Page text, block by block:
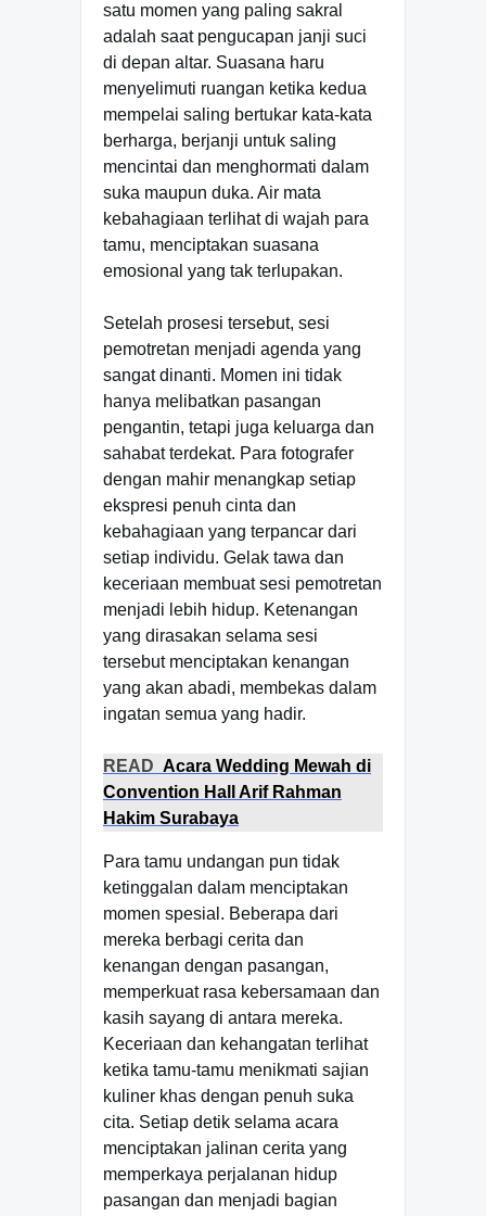
satu momen yang paling sakral
adalah saat pengucapan janji suci
di depan altar. Suasana haru
menyelimuti ruangan ketika kedua
mempelai saling bertukar kata-kata
berharga, berjanji untuk saling
mencintai dan menghormati dalam
suka maupun duka. Air mata
kebahagiaan terlihat di wajah para
tamu, menciptakan suasana
emosional yang tak terlupakan.
Setelah prosesi tersebut, sesi
pemotretan menjadi agenda yang
sangat dinanti. Momen ini tidak
hanya melibatkan pasangan
pengantin, tetapi juga keluarga dan
sahabat terdekat. Para fotografer
dengan mahir menangkap setiap
ekspresi penuh cinta dan
kebahagiaan yang terpancar dari
setiap individu. Gelak tawa dan
keceriaan membuat sesi pemotretan
menjadi lebih hidup. Ketenangan
yang dirasakan selama sesi
tersebut menciptakan kenangan
yang akan abadi, membekas dalam
ingatan semua yang hadir.
READ Acara Wedding Mewah di
Convention Hall Arif Rahman
Hakim Surabaya
Para tamu undangan pun tidak
ketinggalan dalam menciptakan
momen spesial. Beberapa dari
mereka berbagi cerita dan
kenangan dengan pasangan,
memperkuat rasa kebersamaan dan
kasih sayang di antara mereka.
Keceriaan dan kehangatan terlihat
ketika tamu-tamu menikmati sajian
kuliner khas dengan penuh suka
cita. Setiap detik selama acara
menciptakan jalinan cerita yang
memperkaya perjalanan hidup
pasangan dan menjadi bagian